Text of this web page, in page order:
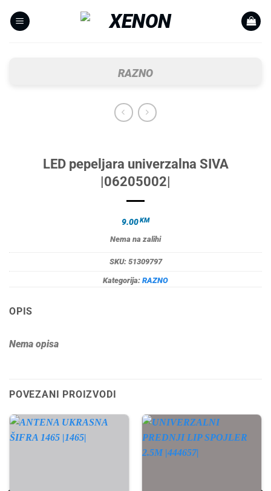
RAZNO
LED pepeljara univerzalna SIVA
|06205002|
9.00KM
Nema na zalihi
SKU: 51309797
Kategorija: RAZNO
OPIS
Nema opisa
POVEZANI PROIZVODI